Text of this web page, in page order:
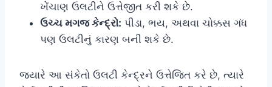
ખેંચાણ ઉલટીને ઉત્તેજીત કરી શકે છે.
ઉચ્ચ મગજ કેન્દ્રો: પીડા, ભય, અથવા ચોક્કસ ગંધ
પણ ઉલટીનું કારણ બની શકે છે.
જ્યારે આ સંકેતો ઉલટી કેન્દ્રને ઉત્તેજિત કરે છે, ત્યારે